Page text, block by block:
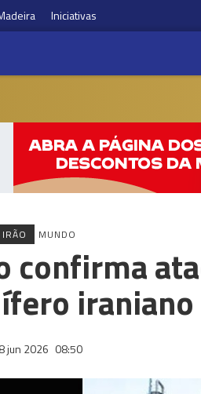
Iniciativas
MUNDO
confirma
iraniano
jun 2026 08:50